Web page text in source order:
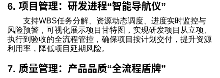
6. 项目管理：研发进程“智能导航仪”
支持WBS任务分解、资源动态调度、进度实时监控与
风险预警，可视化展示项目甘特图，实现研发项目从立项、
执行到验收的全流程管控，确保项目按计划交付，提升资源
利用率，降低项目延期风险。
7. 质量管理：产品品质“全流程盾牌”